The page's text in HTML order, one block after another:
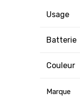
Usage
Batterie
Couleur
Marque